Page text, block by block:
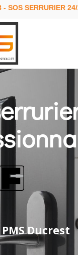
- SOS SERRURIER
PMS Ducrest